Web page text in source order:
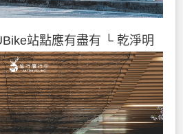
站點應有盡有 └ 乾淨明